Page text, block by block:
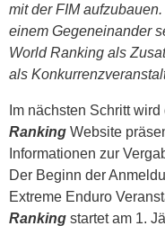
mit der FIM
einem Gegeneinander
World Ranking als
als
Im nächsten Schritt
Ranking Website
Informationen zur
Der Beginn der
Extreme Enduro
Ranking startet am 1.